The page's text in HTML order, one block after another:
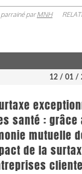
parrainé parMNH
12 / 01 /
santé : grâce
mutuelle
de la